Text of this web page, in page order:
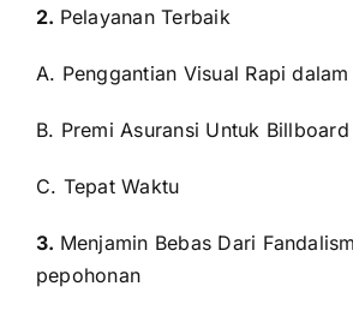
2. Pelayanan Terbaik
A. Penggantian Visual Rapi
B. Premi Asuransi Untuk
C. Tepat Waktu
3. Menjamin Bebas Dari
pepohonan